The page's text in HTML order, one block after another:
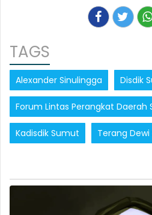
TAGS
Alexander Sinulingga Disdik
Forum Lintas Perangkat Daerah
Kadisdik Sumut Terang